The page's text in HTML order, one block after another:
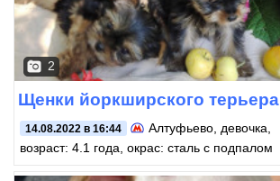
2
Щенки йоркширского
14.08.2022 в 16:44 Алтуфьево , девочка,
возраст: 4.1 года, окрас: сталь с подпалом